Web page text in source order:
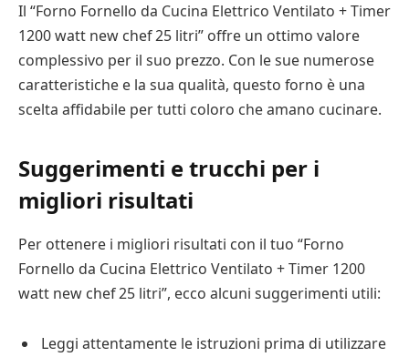
Il “Forno Fornello da Cucina Elettrico Ventilato + Timer
1200 watt new chef 25 litri” offre un ottimo valore
complessivo per il suo prezzo. Con le sue numerose
caratteristiche e la sua qualità, questo forno è una
scelta affidabile per tutti coloro che amano cucinare.
Suggerimenti e trucchi per i
migliori risultati
Per ottenere i migliori risultati con il tuo “Forno
Fornello da Cucina Elettrico Ventilato + Timer 1200
watt new chef 25 litri”, ecco alcuni suggerimenti utili:
Leggi attentamente le istruzioni prima di utilizzare